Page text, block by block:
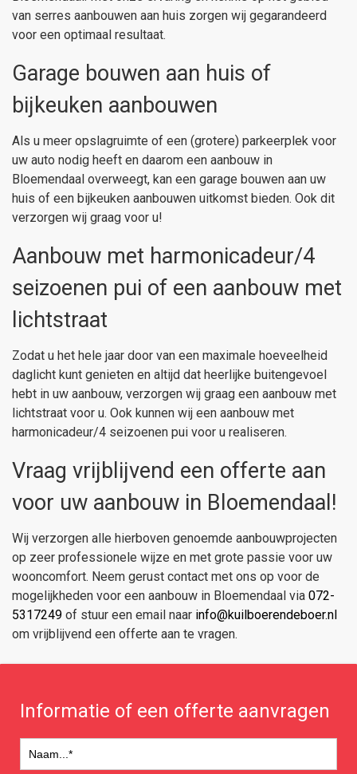
van serres aanbouwen aan huis zorgen wij gegarandeerd
voor een optimaal resultaat.
Garage bouwen aan huis of
bijkeuken aanbouwen
Als u meer opslagruimte of een (grotere) parkeerplek voor
uw auto nodig heeft en daarom een aanbouw in
Bloemendaal overweegt, kan een garage bouwen aan uw
huis of een bijkeuken aanbouwen uitkomst bieden. Ook dit
verzorgen wij graag voor u!
Aanbouw met harmonicadeur/4
seizoenen pui of een aanbouw met
lichtstraat
Zodat u het hele jaar door van een maximale hoeveelheid
daglicht kunt genieten en altijd dat heerlijke buitengevoel
hebt in uw aanbouw, verzorgen wij graag een aanbouw met
lichtstraat voor u. Ook kunnen wij een aanbouw met
harmonicadeur/4 seizoenen pui voor u realiseren.
Vraag vrijblijvend een offerte aan
voor uw aanbouw in Bloemendaal!
Wij verzorgen alle hierboven genoemde aanbouwprojecten
op zeer professionele wijze en met grote passie voor uw
wooncomfort. Neem gerust contact met ons op voor de
mogelijkheden voor een aanbouw in Bloemendaal via 072-
5317249 of stuur een email naar info@kuilboerendeboer.nl
om vrijblijvend een offerte aan te vragen.
Informatie of een offerte aanvragen